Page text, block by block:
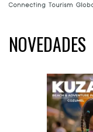
NOVEDADES